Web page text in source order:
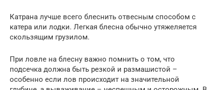
Катрана лучше всего блеснить отвесным способом с
катера или лодки. Легкая блесна обычно утяжеляется
скользящим грузилом.
При ловле на блесну важно помнить о том, что
подсечка должна быть резкой и размашистой –
особенно если лов происходит на значительной